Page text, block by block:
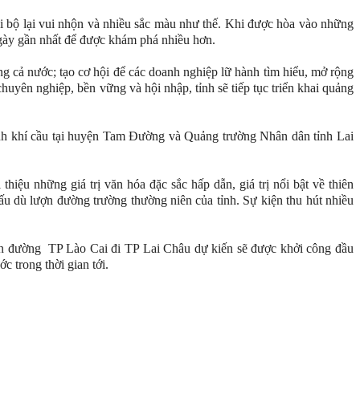
lại vui nhộn và nhiều sắc màu như thế. Khi được hòa vào những
gần nhất để được khám phá nhiều hơn.
nước; tạo cơ hội để các doanh nghiệp lữ hành tìm hiểu, mở rộng
nghiệp, bền vững và hội nhập, tỉnh sẽ tiếp tục triển khai quảng
khí cầu tại huyện Tam Đường và Quảng trường Nhân dân tỉnh Lai
những giá trị văn hóa đặc sắc hấp dẫn, giá trị nổi bật về thiên
dù lượn đường trường thường niên của tỉnh. Sự kiện thu hút nhiều
đường TP Lào Cai đi TP Lai Châu dự kiến sẽ được khởi công đầu
trong thời gian tới.